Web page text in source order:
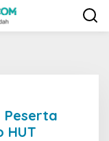
Peserta
HUT